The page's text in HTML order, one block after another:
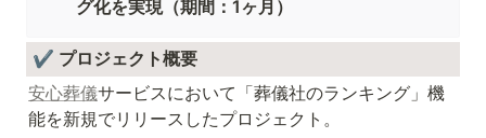
グ化を実現（期間：1ヶ月）
✔️ プロジェクト概要
安心葬儀サービスにおいて「葬儀社のランキング」機
能を新規でリリースしたプロジェクト。